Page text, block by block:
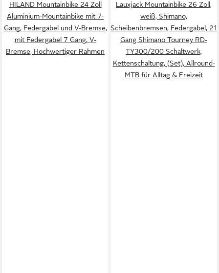
HILAND Mountainbike 24 Zoll
Aluminium-Mountainbike mit 7-
Gang, Federgabel und V-Bremse,
mit Federgabel 7 Gang, V-
Bremse, Hochwertiger Rahmen
Lauxjack Mountainbike 26 Zoll,
weiß, Shimano,
Scheibenbremsen, Federgabel, 21
Gang Shimano Tourney RD-
TY300/200 Schaltwerk,
Kettenschaltung, (Set), Allround-
MTB für Alltag & Freizeit